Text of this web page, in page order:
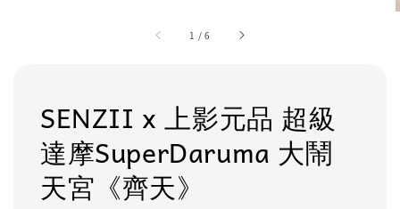
1 /6
SENZII x 上影元品 超級
達摩SuperDaruma 大鬧
天宮《齊天》